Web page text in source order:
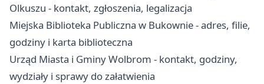
Olkuszu - kontakt, zgłoszenia, legalizacja
Miejska Biblioteka Publiczna w Bukownie - adres, filie,
godziny i karta biblioteczna
Urząd Miasta i Gminy Wolbrom - kontakt, godziny,
wydziały i sprawy do załatwienia